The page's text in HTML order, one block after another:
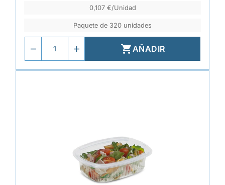
0,107 €/Unidad
Paquete de 320 unidades
AÑADIR